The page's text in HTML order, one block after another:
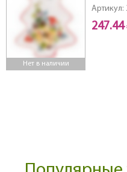
Нет в наличии
Артикул:
247.44